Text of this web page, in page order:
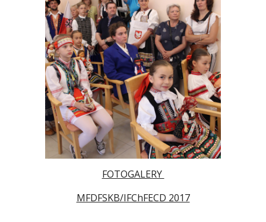
FOTOGALERY
MFDFSKB/IFChFECD 2017